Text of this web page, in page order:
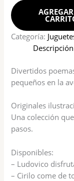
Categoría:
Descripción
Divertidos
pequeños en la
Originales
Una colección
pasos.
Disponibles:
– Ludovico
– Cirilo come de